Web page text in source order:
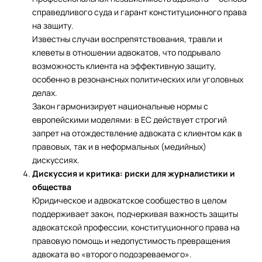
справедливого суда и гарант конституционного права
на защиту.
Известны случаи воспрепятствования, травли и
клеветы в отношении адвокатов, что подрывало
возможность клиента на эффективную защиту,
особенно в резонансных политических или уголовных
делах.
Закон гармонизирует национальные нормы с
европейскими моделями: в ЕС действует строгий
запрет на отождествление адвоката с клиентом как в
правовых, так и в неформальных (медийных)
дискуссиях.
Дискуссия и критика: риски для журналистики и
общества
Юридическое и адвокатское сообщество в целом
поддерживает закон, подчеркивая важность защиты
адвокатской профессии, конституционного права на
правовую помощь и недопустимость превращения
адвоката во «второго подозреваемого».